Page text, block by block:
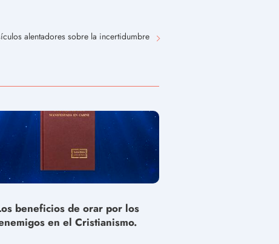
alentadores sobre la incertidumbre
beneficios de orar por los
en el Cristianismo.